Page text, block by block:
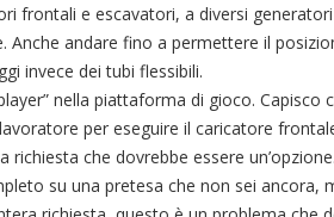
frontali e escavatori, a diversi
Anche andare fino a permettere il
invece dei tubi flessibili.
nella piattaforma di gioco.
per eseguire il caricatore
richiesta che dovrebbe essere
su una pretesa che non sei ancora,